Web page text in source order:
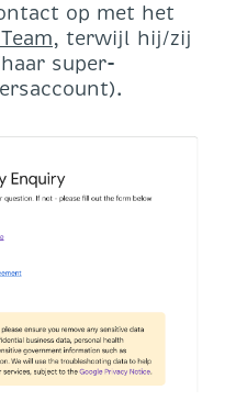
op met het
, terwijl hij/zij
super-